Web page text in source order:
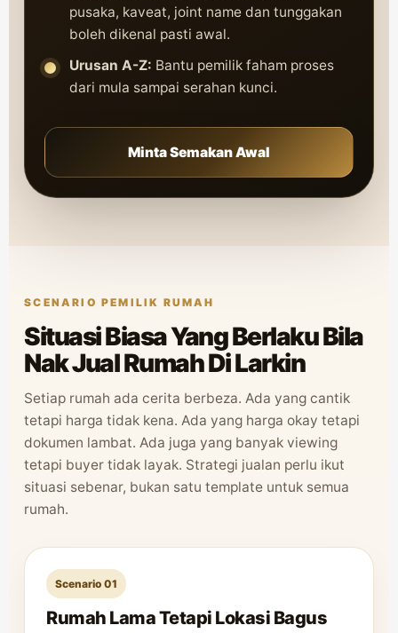
pusaka, kaveat, joint name dan tunggakan
boleh dikenal pasti awal.
Urusan A-Z: Bantu pemilik faham proses
dari mula sampai serahan kunci.
Minta Semakan Awal
SCENARIO PEMILIK RUMAH
Situasi Biasa Yang Berlaku Bila
Nak Jual Rumah Di Larkin
Setiap rumah ada cerita berbeza. Ada yang cantik
tetapi harga tidak kena. Ada yang harga okay tetapi
dokumen lambat. Ada juga yang banyak viewing
tetapi buyer tidak layak. Strategi jualan perlu ikut
situasi sebenar, bukan satu template untuk semua
rumah.
Scenario 01
Rumah Lama Tetapi Lokasi Bagus